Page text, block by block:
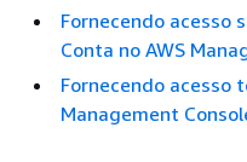
Fornecendo acesso
Conta no AWS
Fornecendo acesso
Management